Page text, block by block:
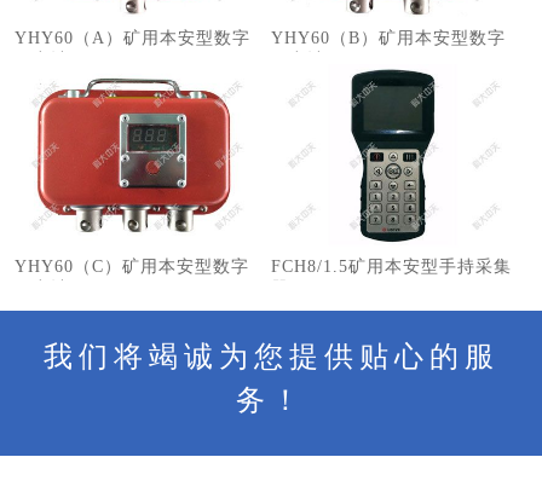
YHY60（A）矿用本安型数字
YHY60（B）矿用本安型数字
YHY60（C）矿用本安型数字
FCH8/1.5矿用本安型手持采集
我们将竭诚为您提供贴心的服
务！